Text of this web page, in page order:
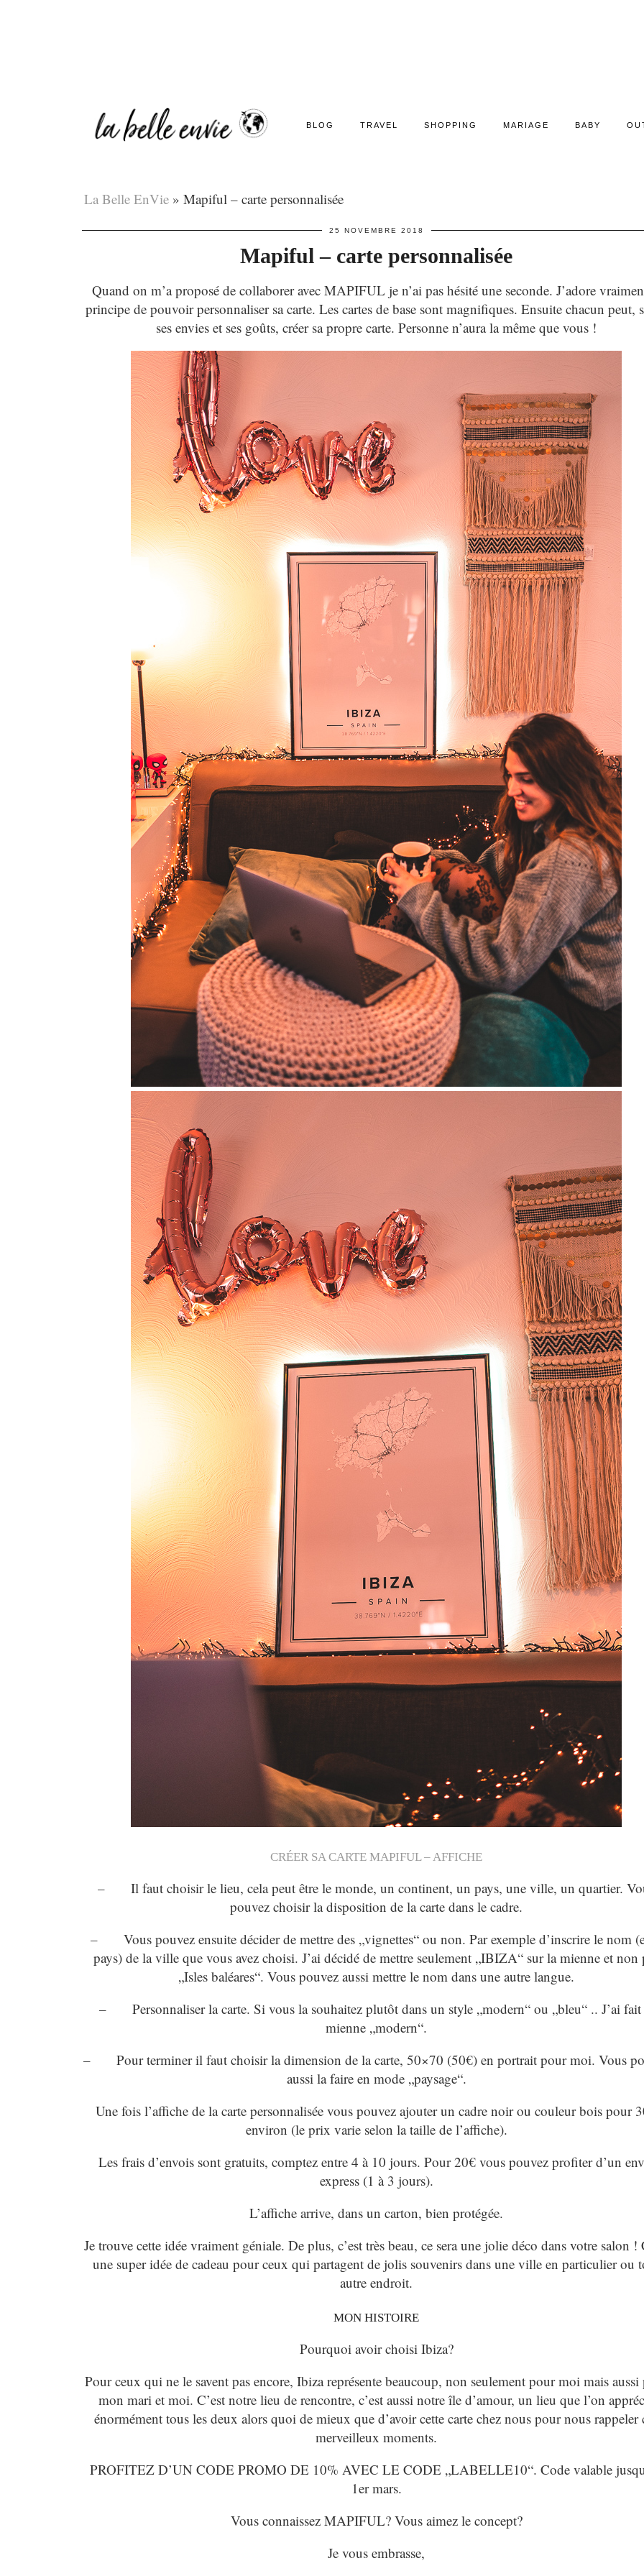
BLOG TRAVEL SHOPPING MARIAGE BABY
La Belle EnVie » Mapiful – carte personnalisée
25 NOVEMBRE 2018
Mapiful – carte personnalisée
Quand on m’a proposé de collaborer avec MAPIFUL je n’ai pas hésité une seconde. J’adore
principe de pouvoir personnaliser sa carte. Les cartes de base sont magnifiques. Ensuite chacun peut,
ses envies et ses goûts, créer sa propre carte. Personne n’aura la même que vous !
CRÉER SA CARTE MAPIFUL – AFFICHE
– Il faut choisir le lieu, cela peut être le monde, un continent, un pays, une ville, un quartier.
pouvez choisir la disposition de la carte dans le cadre.
– Vous pouvez ensuite décider de mettre des „vignettes“ ou non. Par exemple d’inscrire le nom
pays) de la ville que vous avez choisi. J’ai décidé de mettre seulement „IBIZA“ sur la mienne et non
„Isles baléares“. Vous pouvez aussi mettre le nom dans une autre langue.
– Personnaliser la carte. Si vous la souhaitez plutôt dans un style „modern“ ou „bleu“ .. J’ai fait
mienne „modern“.
– Pour terminer il faut choisir la dimension de la carte, 50×70 (50€) en portrait pour moi. Vous
aussi la faire en mode „paysage“.
Une fois l’affiche de la carte personnalisée vous pouvez ajouter un cadre noir ou couleur bois pour
environ (le prix varie selon la taille de l’affiche).
Les frais d’envois sont gratuits, comptez entre 4 à 10 jours. Pour 20€ vous pouvez profiter d’un
express (1 à 3 jours).
L’affiche arrive, dans un carton, bien protégée.
Je trouve cette idée vraiment géniale. De plus, c’est très beau, ce sera une jolie déco dans votre salon !
une super idée de cadeau pour ceux qui partagent de jolis souvenirs dans une ville en particulier ou
autre endroit.
MON HISTOIRE
Pourquoi avoir choisi Ibiza?
Pour ceux qui ne le savent pas encore, Ibiza représente beaucoup, non seulement pour moi mais
mon mari et moi. C’est notre lieu de rencontre, c’est aussi notre île d’amour, un lieu que l’on
énormément tous les deux alors quoi de mieux que d’avoir cette carte chez nous pour nous rappeler
merveilleux moments.
PROFITEZ D’UN CODE PROMO DE 10% AVEC LE CODE „LABELLE10“. Code valable
1er mars.
Vous connaissez MAPIFUL? Vous aimez le concept?
Je vous embrasse,